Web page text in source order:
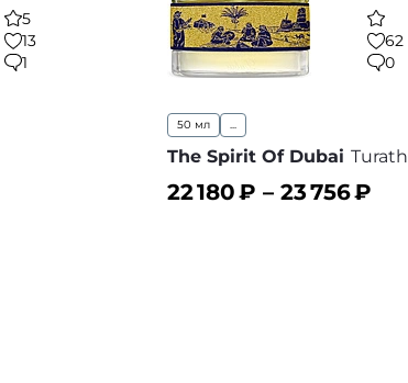
5
13
1
62
0
50 мл ...
The Spirit Of Dubai Turath
22 180₽ – 23 756₽